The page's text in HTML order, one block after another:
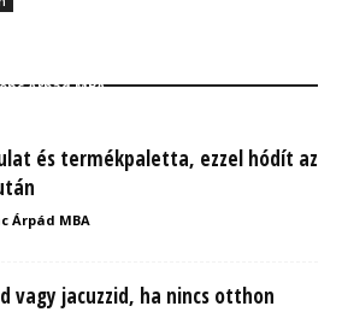
Árpád MBA
és termékpaletta, ezzel hódít az
Árpád MBA
vagy jacuzzid, ha nincs otthon